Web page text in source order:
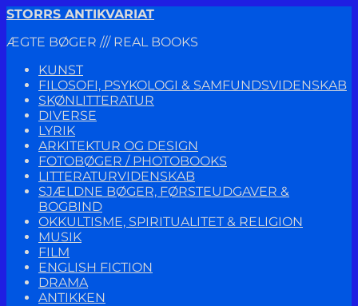
Spring
navigation
Spring
indhold
STORRS ANTIKVARIAT
ÆGTE BØGER /// REAL BOOKS
KUNST
FILOSOFI, PSYKOLOGI & SAMFUNDSVIDENSKAB
SKØNLITTERATUR
DIVERSE
LYRIK
ARKITEKTUR OG DESIGN
FOTOBØGER / PHOTOBOOKS
LITTERATURVIDENSKAB
SJÆLDNE BØGER, FØRSTEUDGAVER &
BOGBIND
OKKULTISME, SPIRITUALITET & RELIGION
MUSIK
FILM
ENGLISH FICTION
DRAMA
ANTIKKEN